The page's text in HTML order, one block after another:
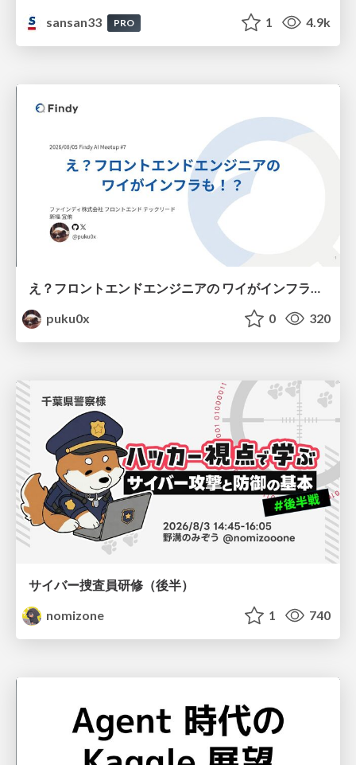
sansan33
PRO 1 4.9k
え？フロントエンドエンジニアの ワイがインフラも！？
puku0x
0 320
サイバー捜査員研修（後半）
nomizone
1 740